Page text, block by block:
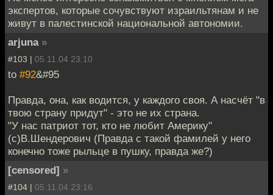
экспертов, которые сочувствуют израильтянам и не
живут в палестинской национальной автономии.
arjuna »
#103 | 05.11.04 23:10
to #92&#95
Правда, она, как водится, у каждого своя. А насчёт "в
твою страну придут" - это не их страна.
"У нас патриот тот, кто не любит Америку"
(с)В.Шендерович (Правда с такой фамилей у него
конечно тоже рыльце в пушку, правда же?)
[censored] »
#104 | 05.11.04 23:16